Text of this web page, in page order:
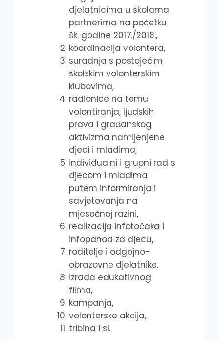
djelatnicima u školama
partnerima na početku
šk. godine 2017./2018.,
koordinacija volontera,
suradnja s postojećim
školskim volonterskim
klubovima,
radionice na temu
volontiranja, ljudskih
prava i građanskog
aktivizma namijenjene
djeci i mladima,
individualni i grupni rad s
djecom i mladima
putem informiranja i
savjetovanja na
mjesečnoj razini,
realizacija infotočaka i
infopanoa za djecu,
roditelje i odgojno-
obrazovne djelatnike,
izrada edukativnog
filma,
kampanja,
volonterske akcija,
tribina i sl.